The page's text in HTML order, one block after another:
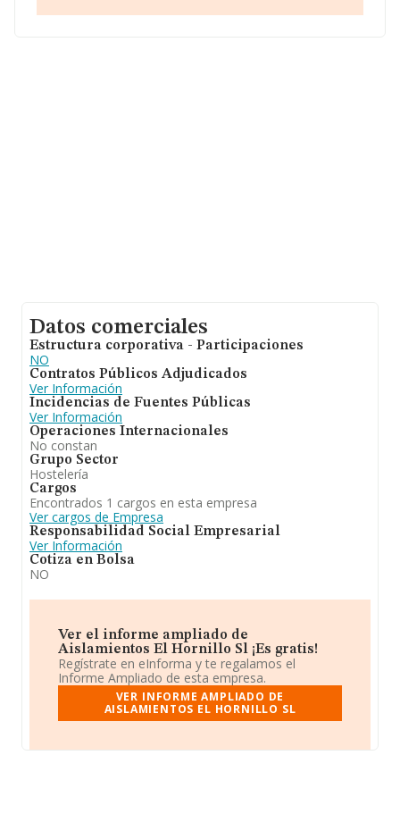
información de interés en el ámbito sectorial, la media
Datos comerciales
Estructura corporativa - Participaciones
NO
Contratos Públicos Adjudicados
Ver Información
Incidencias de Fuentes Públicas
Ver Información
Operaciones Internacionales
No constan
Grupo Sector
Hostelería
Cargos
Encontrados 1 cargos en esta empresa
Ver cargos de Empresa
Responsabilidad Social Empresarial
Ver Información
Cotiza en Bolsa
NO
Ver el informe ampliado de
Aislamientos El Hornillo Sl ¡Es gratis!
Regístrate en eInforma y te regalamos el
Informe Ampliado de esta empresa.
VER INFORME AMPLIADO DE
AISLAMIENTOS EL HORNILLO SL